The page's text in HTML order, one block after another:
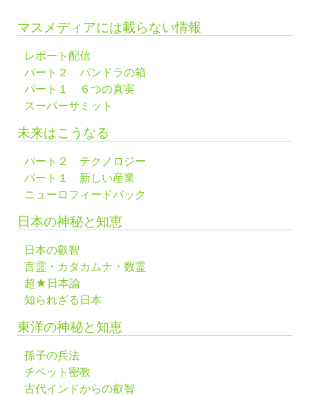
マスメディアには載らない情報
レポート配信
パート２ パンドラの箱
パート１ ６つの真実
スーパーサミット
未来はこうなる
パート２ テクノロジー
パート１ 新しい産業
ニューロフィードバック
日本の神秘と知恵
日本の叡智
言霊・カタカムナ・数霊
超★日本論
知られざる日本
東洋の神秘と知恵
孫子の兵法
チベット密教
古代インドからの叡智